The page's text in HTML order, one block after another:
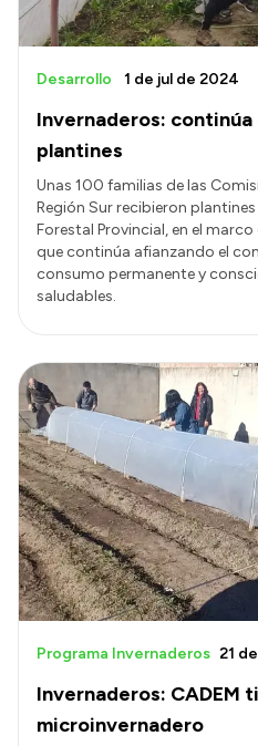
Invernaderos:
plantines
Desarrollo 1 de jul de 2024
Unas 100 familias de las
Región Sur recibieron
Forestal Provincial, en el
que continúa afianzando el
consumo permanente y
saludables.
Invernaderos: CADEM
microinvernadero
Programa Invernaderos 21